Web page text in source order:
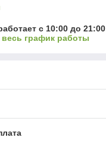
с 10:00 до 21:00
весь график работы